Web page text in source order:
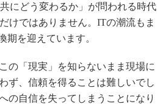
にどう変わるか」が問われる時代
けではありません。ITの潮流もま
を迎えています。
の「現実」を知らないまま現場に
ず、信頼を得ることは難しいでし
の自信を失ってしまうことになり